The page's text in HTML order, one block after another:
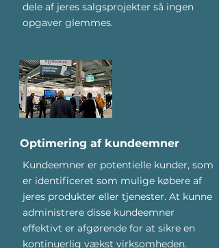
dele af jeres salgsprojekter så ingen
opgaver glemmes.
Optimering af kundeemner
Kundeemner er potentielle kunder, som
er identificeret som mulige købere af
jeres produkter eller tjenester. At kunne
administrere disse kundeemner
effektivt er afgørende for at sikre en
kontinuerlig vækst virksomheden.